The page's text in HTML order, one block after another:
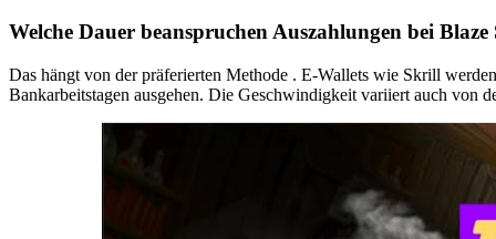
Welche Dauer beanspruchen Auszahlungen bei Blaze
Das hängt von der präferierten Methode . E-Wallets wie Skrill
Bankarbeitstagen ausgehen. Die Geschwindigkeit variiert auch von